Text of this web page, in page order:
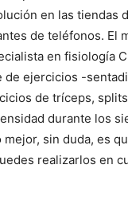
en las tiendas
de teléfonos. El
en fisiología
de ejercicios -
de tríceps,
durante los
sin duda, es
realizarlos en